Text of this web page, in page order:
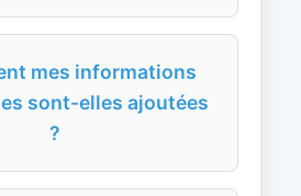
mes informations
sont-elles ajoutées
?